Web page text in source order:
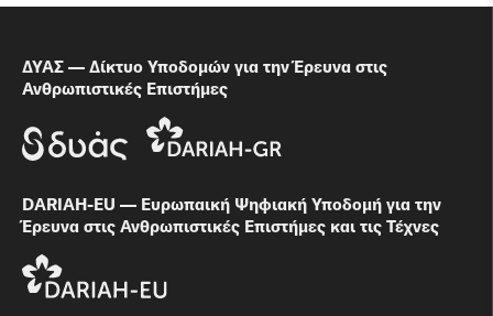
ΔΥΑΣ — Δίκτυο Υποδομών για την Έρευνα στις
Ανθρωπιστικές Επιστήμες
DARIAH-EU — Ευρωπαική Ψηφιακή Υποδομή για την
Έρευνα στις Ανθρωπιστικές Επιστήμες και τις Τέχνες